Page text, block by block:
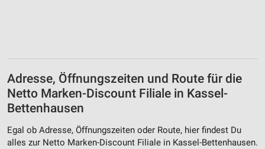
Adresse, Öffnungszeiten und Route für die
Netto Marken-Discount Filiale in Kassel-
Bettenhausen
Egal ob Adresse, Öffnungszeiten oder Route, hier findest Du
alles zur Netto Marken-Discount Filiale in Kassel-Bettenhausen.